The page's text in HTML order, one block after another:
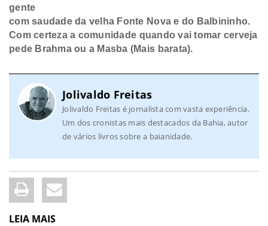
gente
com saudade da velha Fonte Nova e do Balbininho.
Com certeza a comunidade quando vai tomar cerveja
pede Brahma ou a Masba (Mais barata).
Jolivaldo Freitas
Jolivaldo Freitas é jornalista com vasta experiência.
Um dos cronistas mais destacados da Bahia, autor
de vários livros sobre a baianidade.
LEIA MAIS